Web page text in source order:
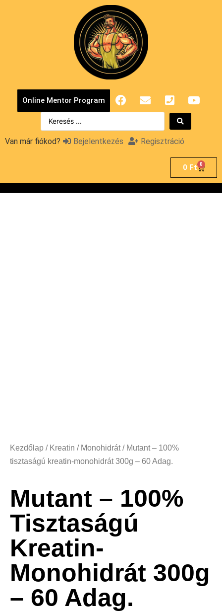
Online Mentor Program
Van már fiókod? Bejelentkezés Regisztráció
0 Ft 0
Kezdőlap / Kreatin / Monohidrát/ Mutant – 100%
tisztaságú kreatin-monohidrát 300g – 60 Adag.
Mutant – 100%
Tisztaságú
Kreatin-
Monohidrát 300g
– 60 Adag.